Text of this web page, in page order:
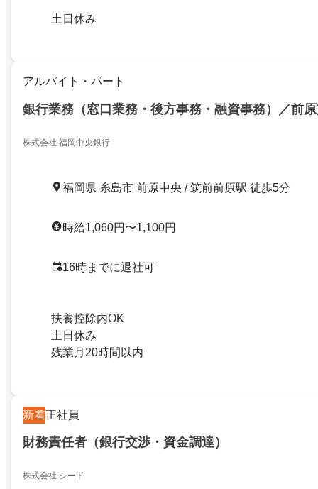
土日休み
アルバイト・パート
銀行業務（窓口業務・後方事務・融資事務）／前
株式会社 福岡中央銀行
福岡県 糸島市 前原中央 / 筑前前原駅 徒歩5分
時給1,060円〜1,100円
16時までに退社可
扶養控除内OK
土日休み
残業月20時間以内
新着正社員
財務責任者（銀行交渉・資金調達）
株式会社 シード